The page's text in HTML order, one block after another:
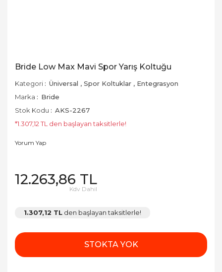
Bride Low Max Mavi Spor Yarış Koltuğu
Kategori Üniversal , Spor Koltuklar , Entegrasyon
Marka
Bride
Stok Kodu
AKS-2267
*1.307,12 TL den başlayan taksitlerle!
Yorum Yap
12.263,86 TL
Kdv Dahil
1.307,12 TL den başlayan taksitlerle!
STOKTA YOK